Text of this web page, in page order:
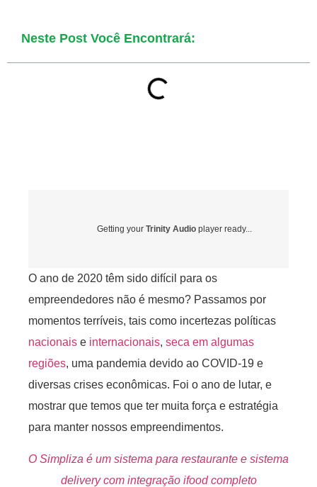
Neste Post Você Encontrará:
Getting your Trinity Audio player ready...
O ano de 2020 têm sido difícil para os
empreendedores não é mesmo? Passamos por
momentos terríveis, tais como incertezas políticas
nacionais e internacionais, seca em algumas
regiões, uma pandemia devido ao COVID-19 e
diversas crises econômicas. Foi o ano de lutar, e
mostrar que temos que ter muita força e estratégia
para manter nossos empreendimentos.
O Simpliza é um sistema para restaurante e sistema
delivery com integração ifood completo